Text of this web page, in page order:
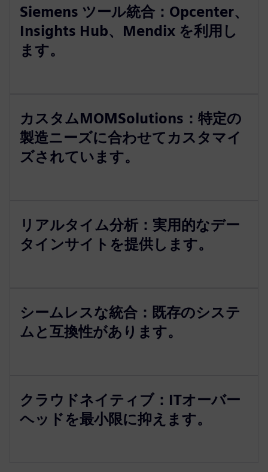
Siemens ツール統合：Opcenter、
Insights Hub、Mendix を利用し
ます。
カスタムMOMSolutions：特定の
製造ニーズに合わせてカスタマイ
ズされています。
リアルタイム分析：実用的なデー
タインサイトを提供します。
シームレスな統合：既存のシステ
ムと互換性があります。
クラウドネイティブ：ITオーバー
ヘッドを最小限に抑えます。